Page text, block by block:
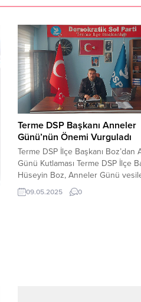
Terme DSP Başkanı Anneler
Günü’nün Önemi Vurguladı
Terme DSP İlçe Başkanı Boz’dan
Günü Kutlaması Terme DSP İlçe
Hüseyin Boz, Anneler Günü
yayımladığı mesajında, annelerin
ayakta tutan en kutsal değerler
09.05.2025 0